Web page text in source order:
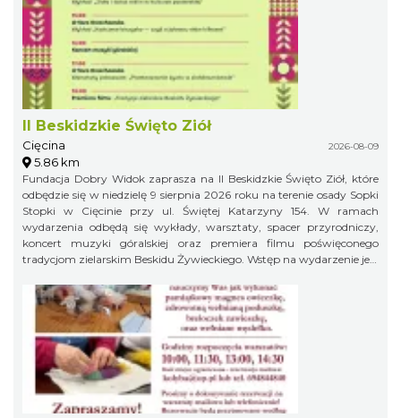
II Beskidzkie Święto Ziół
Cięcina 2026-08-09
5.86 km
Fundacja Dobry Widok zaprasza na II Beskidzkie Święto Ziół, które
odbędzie się w niedzielę 9 sierpnia 2026 roku na terenie osady Sopki
Stopki w Cięcinie przy ul. Świętej Katarzyny 154. W ramach
wydarzenia odbędą się wykłady, warsztaty, spacer przyrodniczy,
koncert muzyki góralskiej oraz premiera filmu poświęconego
tradycjom zielarskim Beskidu Żywieckiego. Wstęp na wydarzenie jest